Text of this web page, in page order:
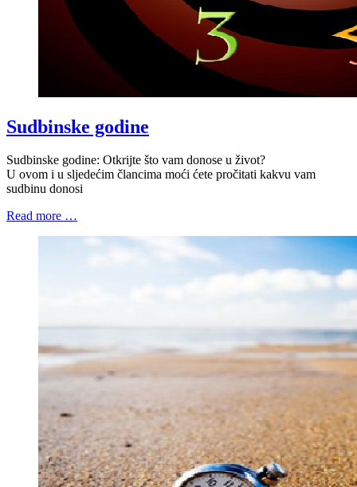
Sudbinske godine
Sudbinske godine: Otkrijte što vam donose u život?
U ovom i u sljedećim člancima moći ćete pročitati kakvu vam
sudbinu donosi
Read more …